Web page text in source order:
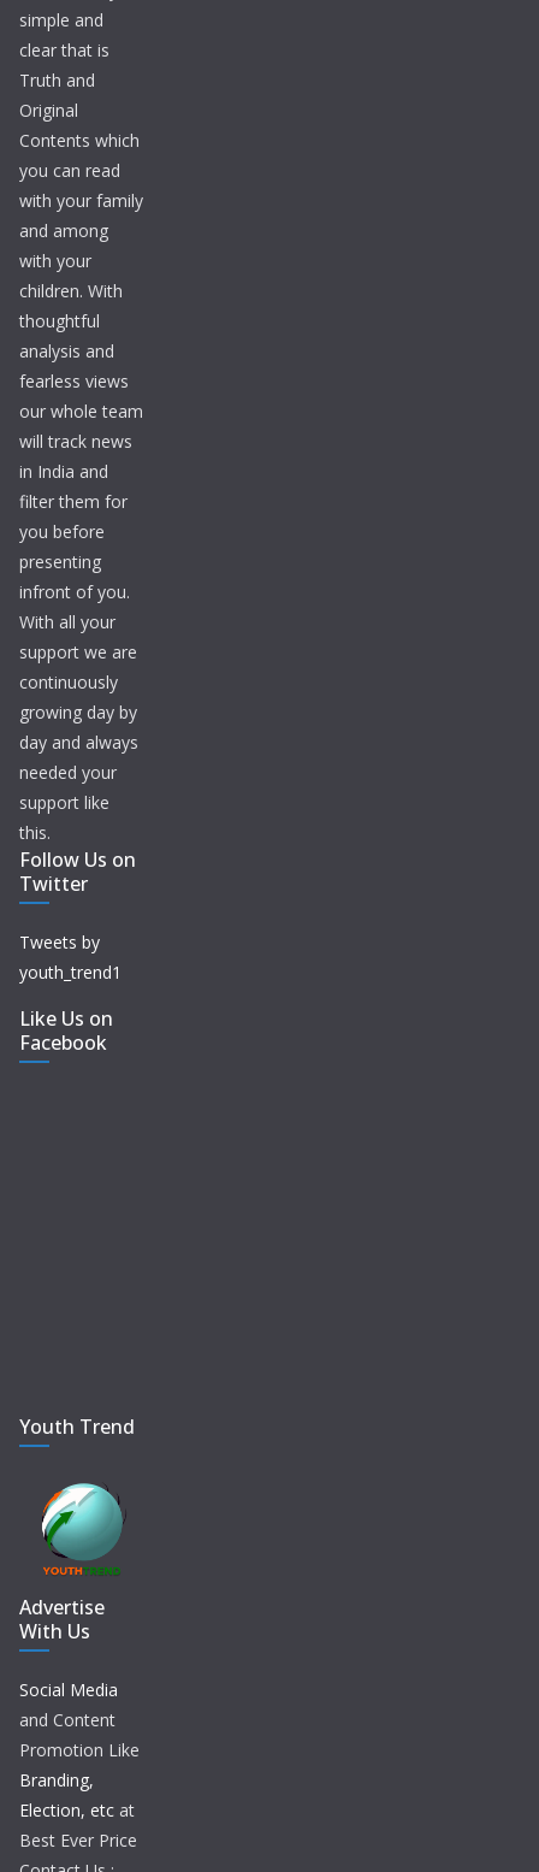
simple and
clear that is
Truth and
Original
Contents which
you can read
with your family
and among
with your
children. With
thoughtful
analysis and
fearless views
our whole team
will track news
in India and
filter them for
you before
presenting
infront of you.
With all your
support we are
continuously
growing day by
day and always
needed your
support like
this.
Follow Us on
Twitter
Tweets by
youth_trend1
Like Us on
Facebook
Youth Trend
Advertise
With Us
Social Media
and Content
Promotion Like
Branding,
Election, etc at
Best Ever Price